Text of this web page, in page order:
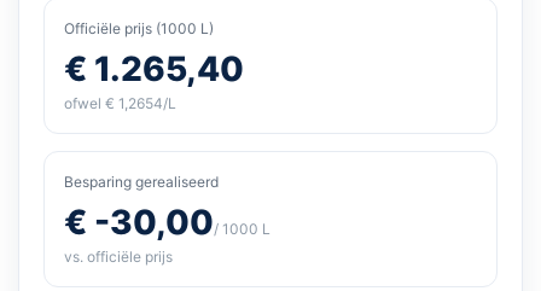
Officiële prijs (1000 L)
€ 1.265,40
ofwel € 1,2654/L
Besparing gerealiseerd
€ -30,00/ 1000 L
vs. officiële prijs